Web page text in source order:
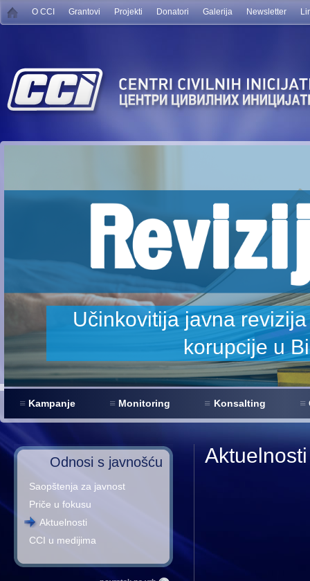
O CCI Grantovi Projekti Donatori Galerija Newsletter
za smanjenje
Kampanje Monitoring Konsalting
Odnosi s javnošću
Saopštenja za javnost
Priče u fokusu
Aktuelnosti
CCI u medijima
Aktuelnosti